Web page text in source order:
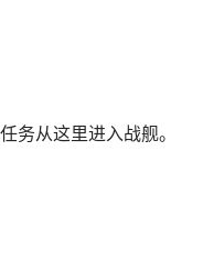
务从这里进入战舰。